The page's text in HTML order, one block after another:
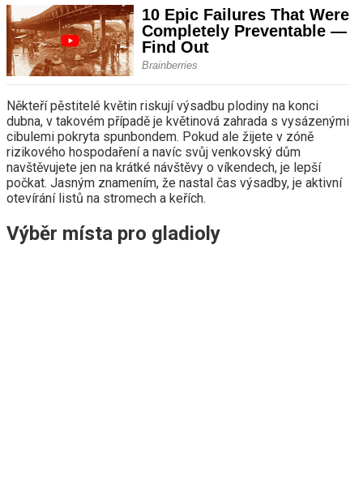
Někteří pěstitelé květin riskují výsadbu plodiny na konci
dubna, v takovém případě je květinová zahrada s vysázenými
cibulemi pokryta spunbondem. Pokud ale žijete v zóně
rizikového hospodaření a navíc svůj venkovský dům
navštěvujete jen na krátké návštěvy o víkendech, je lepší
počkat. Jasným znamením, že nastal čas výsadby, je aktivní
otevírání listů na stromech a keřích.
Výběr místa pro gladioly